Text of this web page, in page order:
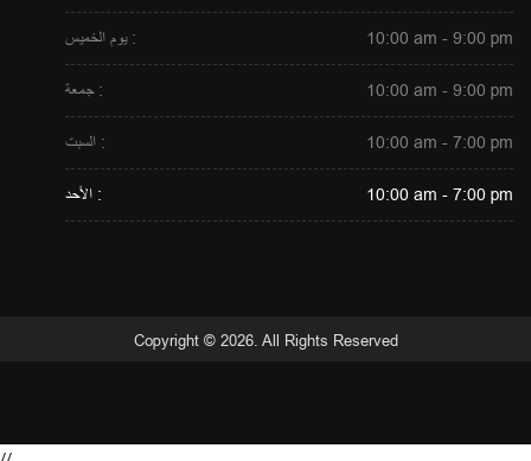
يوم الخميس : 10:00 am - 9:00 pm
جمعة : 10:00 am - 9:00 pm
السبت : 10:00 am - 7:00 pm
الأحد : 10:00 am - 7:00 pm
Copyright © 2026. All Rights Reserved